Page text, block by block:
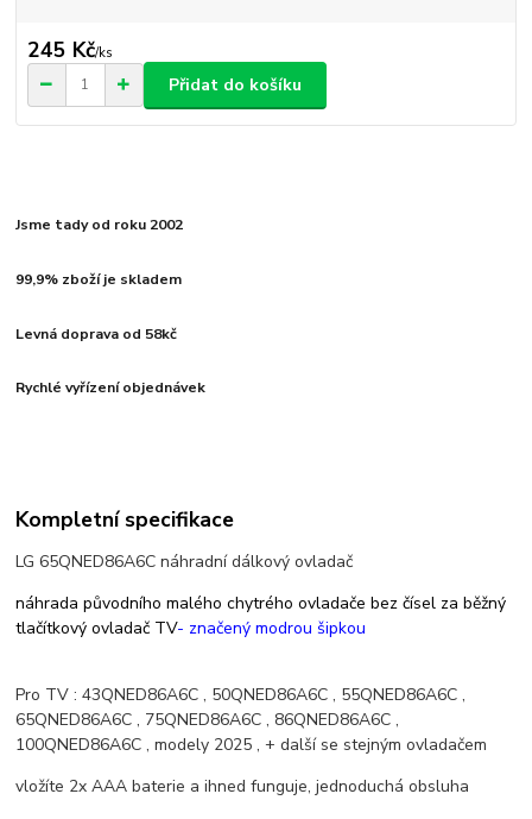
245 Kč/ks
Přidat do košíku
Jsme tady od roku 2002
99,9% zboží je skladem
Levná doprava od 58kč
Rychlé vyřízení objednávek
Kompletní specifikace
LG 65QNED86A6C náhradní dálkový ovladač
náhrada původního malého chytrého ovladače bez čísel za běžný
tlačítkový ovladač TV- značený modrou šipkou
Pro TV : 43QNED86A6C , 50QNED86A6C , 55QNED86A6C ,
65QNED86A6C , 75QNED86A6C , 86QNED86A6C ,
100QNED86A6C , modely 2025 , + další se stejným ovladačem
vložíte 2x AAA baterie a ihned funguje, jednoduchá obsluha